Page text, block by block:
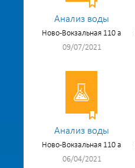
Анализ воды
Ново-Вокзальная 110 а
09/07/2021
Анализ воды
Ново-Вокзальная 110 а
06/04/2021